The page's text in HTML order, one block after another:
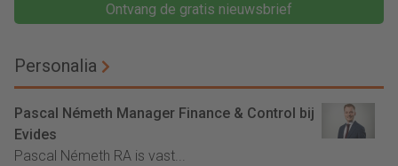
Ontvang de gratis nieuwsbrief
Personalia
Pascal Németh Manager Finance & Control bij
Evides
Pascal Németh RA is vast...